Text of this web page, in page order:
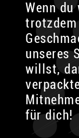
Wenn
unseres
willst,
für dich!